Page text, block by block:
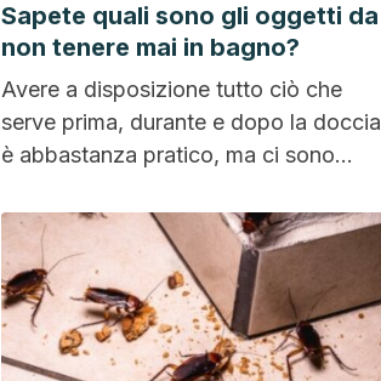
Sapete quali sono gli oggetti da
non tenere mai in bagno?
Avere a disposizione tutto ciò che
serve prima, durante e dopo la doccia
è abbastanza pratico, ma ci sono